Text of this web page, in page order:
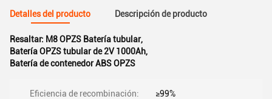
Detalles del producto Descripción de producto
Resaltar: M8 OPZS Batería tubular,
Batería OPZS tubular de 2V 1000Ah,
Batería de contenedor ABS OPZS
Eficiencia de recombinación: ≥99%